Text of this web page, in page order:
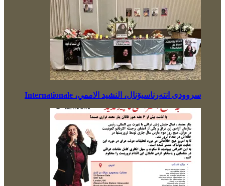
سروودی انتەرناسیۆنال، النشيد الاممي، Internationale